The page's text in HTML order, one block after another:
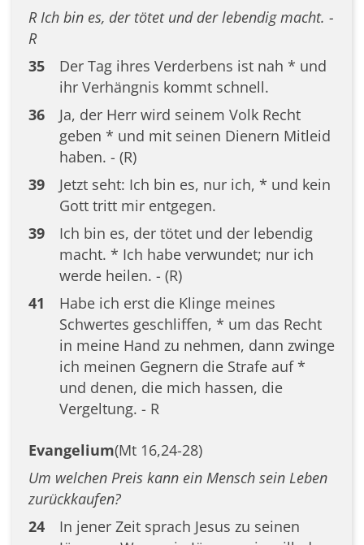
R Ich bin es, der tötet und der lebendig macht. -
R
35
Der Tag ihres Verderbens ist nah * und
ihr Verhängnis kommt schnell.
36
Ja, der Herr wird seinem Volk Recht
geben * und mit seinen Dienern Mitleid
haben. - (R)
39
Jetzt seht: Ich bin es, nur ich, * und kein
Gott tritt mir entgegen.
39
Ich bin es, der tötet und der lebendig
macht. * Ich habe verwundet; nur ich
werde heilen. - (R)
41
Habe ich erst die Klinge meines
Schwertes geschliffen, * um das Recht
in meine Hand zu nehmen, dann zwinge
ich meinen Gegnern die Strafe auf *
und denen, die mich hassen, die
Vergeltung. - R
Evangelium(Mt 16,24-28)
Um welchen Preis kann ein Mensch sein Leben
zurückkaufen?
24
In jener Zeit sprach Jesus zu seinen